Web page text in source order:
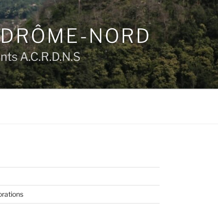
NORD
A.C.R.D.N.S